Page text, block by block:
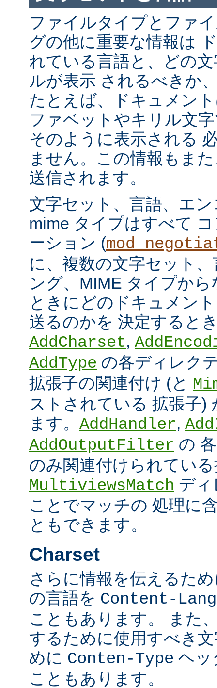
ファイルタイプとファ
グの他に重要な情報は
れている言語と、どの
ルが表示 されるべきか
たとえば、ドキュメン
ファベットやキリル文
そのように表示される
ません。この情報もま
送信されます。
文字セット、言語、エ
mime タイプはすべて
ーション (
に、複数の文字セット
ング、MIME タイプか
ときにどのドキュメン
送るのかを 決定すると
AddCharset,
AddType の各ディレク
拡張子の関連付け (と
ストされている 拡張子)
ます。 AddHandler,
AddOutputFilter の
のみ関連付けられてい
MultiviewsMatch デ
ことでマッチの 処理に
ともできます。
Charset
さらに情報を伝えるた
の言語を Content-
こともあります。 また
するために使用すべき
めに Conten-Type ヘッ
こともあります。